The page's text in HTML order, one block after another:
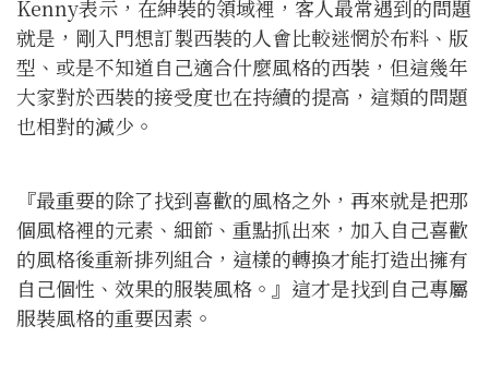
Kenny表示，在紳裝的領域裡，客人最常遇到的問題
就是，剛入門想訂製西裝的人會比較迷惘於布料、版
型、或是不知道自己適合什麼風格的西裝，但這幾年
大家對於西裝的接受度也在持續的提高，這類的問題
也相對的減少。
『最重要的除了找到喜歡的風格之外，再來就是把那
個風格裡的元素、細節、重點抓出來，加入自己喜歡
的風格後重新排列組合，這樣的轉換才能打造出擁有
自己個性、效果的服裝風格。』這才是找到自己專屬
服裝風格的重要因素。